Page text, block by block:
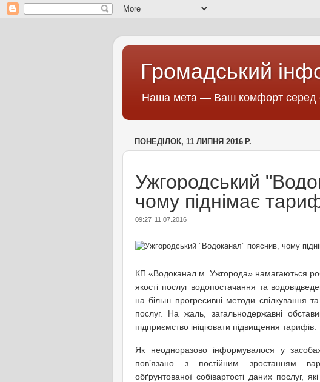
Громадський
Наша мета — Ваш комфорт серед
ПОНЕДІЛОК, 11 ЛИПНЯ 2016 Р.
Ужгородський
чому піднімає
09:27 11.07.2016
КП «Водоканал м. Ужгорода» намагаються
якості послуг водопостачання та
на більш прогресивні методи спілкування
послуг. На жаль, загальнодержавні
підприємство ініціювати підвищення тарифів.
Як неодноразово інформувалося у
пов’язано з постійним зростанням
обґрунтованої собівартості даних послуг,